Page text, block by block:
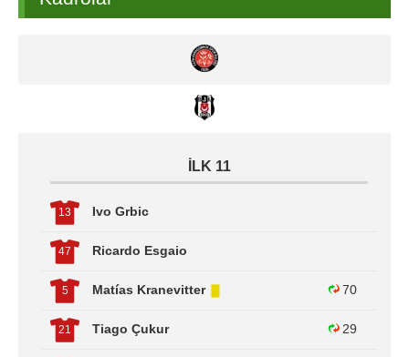
İLK 11
13 Ivo Grbic
47 Ricardo Esgaio
5 Matías Kranevitter 70
21 Tiago Çukur 29